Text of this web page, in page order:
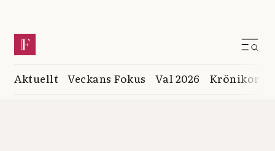
Aktuellt Veckans Fokus Val 2026 Krönikor